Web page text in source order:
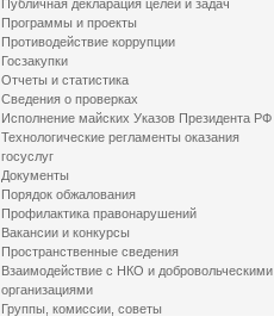
Публичная декларация целей и задач
Программы и проекты
Противодействие коррупции
Госзакупки
Отчеты и статистика
Сведения о проверках
Исполнение майских Указов Президента РФ
Технологические регламенты оказания
госуслуг
Документы
Порядок обжалования
Профилактика правонарушений
Вакансии и конкурсы
Пространственные сведения
Взаимодействие с НКО и добровольческими
организациями
Группы, комиссии, советы